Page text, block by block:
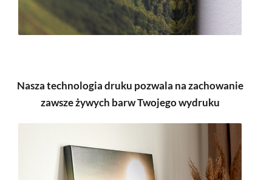
Nasza technologia druku pozwala na zachowanie
zawsze żywych barw Twojego wydruku